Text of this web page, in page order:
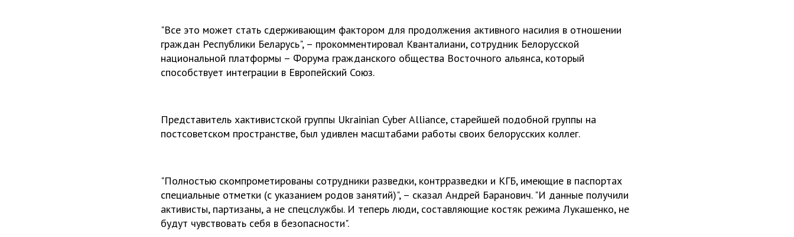
"Все это может стать сдерживающим фактором для продолжения активного насилия в отношении
граждан Республики Беларусь", – прокомментировал Кванталиани, сотрудник Белорусской
национальной платформы – Форума гражданского общества Восточного альянса, который
способствует интеграции в Европейский Союз.
Представитель хактивистской группы Ukrainian Cyber Alliance, старейшей подобной группы на
постсоветском пространстве, был удивлен масштабами работы своих белорусских коллег.
"Полностью скомпрометированы сотрудники разведки, контрразведки и КГБ, имеющие в паспортах
специальные отметки (с указанием родов занятий)", – сказал Андрей Баранович. "И данные получили
активисты, партизаны, а не спецслужбы. И теперь люди, составляющие костяк режима Лукашенко, не
будут чувствовать себя в безопасности".